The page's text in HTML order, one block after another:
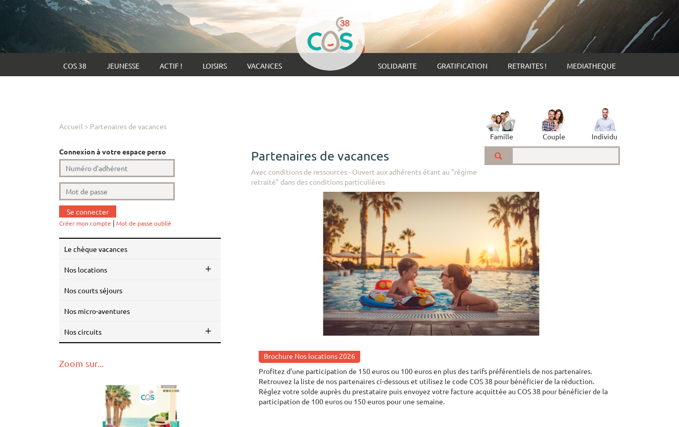
COS 38 JEUNESSE ACTIF ! LOISIRS VACANCES SOLIDARITE GRATIFICATION RETRAITES ! MEDIATHEQUE
Accueil > Partenaires de vacances
Famille
Couple
Individu
Connexion à votre espace perso
Créer mon compte | Mot de passe oublié
le chèque vacances
nos locations
nos courts séjours
nos micro-aventures
nos circuits
Zoom sur...
Partenaires de vacances
Avec conditions de ressources - Ouvert aux adhérents étant au "régime
retraité" dans des conditions particulières
Brochure Nos locations 2026
Profitez d’une participation de 150 euros ou 100 euros en plus des tarifs préférentiels de nos partenaires.
Retrouvez la liste de nos partenaires ci-dessous et utilisez le code COS 38 pour bénéficier de la réduction.
Réglez votre solde auprès du prestataire puis envoyez votre facture acquittée au COS 38 pour bénéficier de la
participation de 100 euros ou 150 euros pour une semaine.